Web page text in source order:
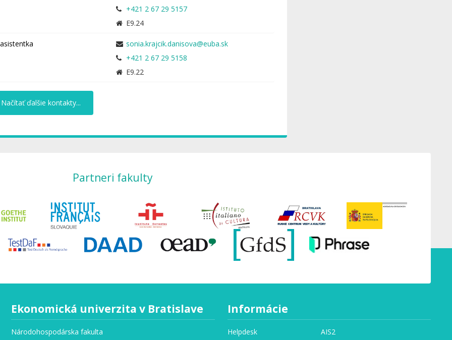
+421 2 67 29 5157
E9.24
+421 2 67 29 5158
E9.22
Načítať ďalšie kontakty...
Partneri fakulty
Ekonomická univerzita v Bratislave
Národohospodárska fakulta
Informácie
Helpdesk
AIS2